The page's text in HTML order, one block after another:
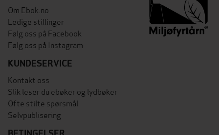
Om Ebok.no
Ledige stillinger
Følg oss på Facebook
Følg oss på Instagram
KUNDESERVICE
Kontakt oss
Slik leser du ebøker og lydbøker
Ofte stilte spørsmål
Selvpublisering